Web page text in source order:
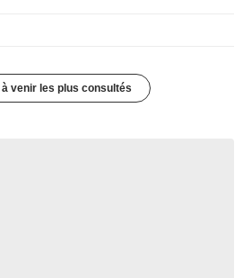
venir les plus consultés